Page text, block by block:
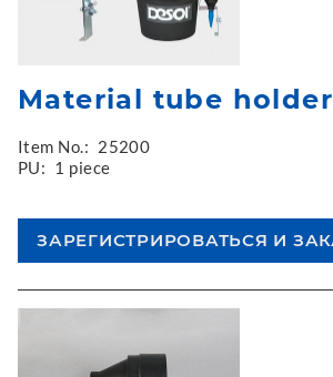
Material tube holder
Item No.: 25200
PU: 1 piece